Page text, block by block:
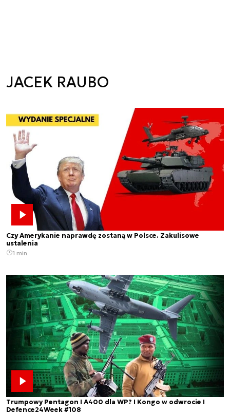
JACEK RAUBO
Czy Amerykanie naprawdę zostaną w Polsce. Zakulisowe
ustalenia
1 min.
Trumpowy Pentagon I A400 dla WP? I Kongo w odwrocie I
Defence24Week #108